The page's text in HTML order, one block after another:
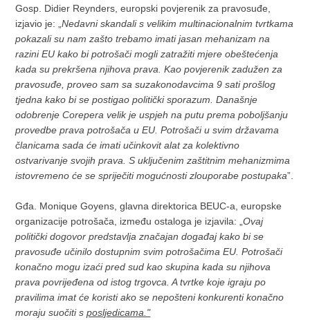
Gosp. Didier Reynders, europski povjerenik za pravosuđe,
izjavio je: „Nedavni skandali s velikim multinacionalnim tvrtkama
pokazali su nam zašto trebamo imati jasan mehanizam na
razini EU kako bi potrošači mogli zatražiti mjere obeštećenja
kada su prekršena njihova prava. Kao povjerenik zadužen za
pravosuđe, proveo sam sa suzakonodavcima 9 sati prošlog
tjedna kako bi se postigao politički sporazum. Današnje
odobrenje Corepera velik je uspjeh na putu prema poboljšanju
provedbe prava potrošača u EU. Potrošači u svim državama
članicama sada će imati učinkovit alat za kolektivno
ostvarivanje svojih prava. S uključenim zaštitnim mehanizmima
istovremeno će se spriječiti mogućnosti zlouporabe postupaka”.
Gđa. Monique Goyens, glavna direktorica BEUC-a, europske
organizacije potrošača, između ostaloga je izjavila: „Ovaj
politički dogovor predstavlja značajan događaj kako bi se
pravosuđe učinilo dostupnim svim potrošačima EU. Potrošači
konačno mogu izaći pred sud kao skupina kada su njihova
prava povrijeđena od istog trgovca. A tvrtke koje igraju po
pravilima imat će koristi ako se nepošteni konkurenti konačno
moraju suočiti sposljedicama."